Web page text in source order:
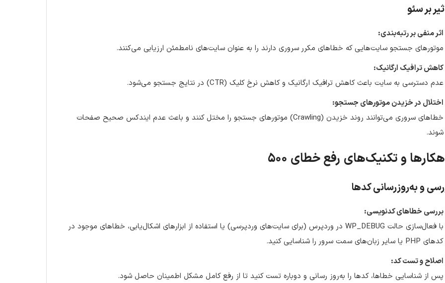
بر سئو
اثر منفی بر رتبه‌بندی:
موتورهای جستجو سایت‌هایی که خطاهای مکرر سروری دارند را به عنوان سایت‌های نامطمئن ارزیابی می‌کنند.
کاهش ترافیک ارگانیک:
عدم دسترسی به سایت باعث کاهش ترافیک ارگانیک و کاهش نرخ کلیک (CTR) در نتایج جستجو می‌شود.
اختلال در خزیدن موتورهای جستجو:
خطاهای سروری می‌توانند روند خزیدن (Crawling) موتورهای جستجو را مختل کنند و باعث عدم ایندکس صحیح صفحات
شوند.
و تکنیک‌های رفع خطای ۵۰۰
و به‌روزرسانی کدها
بررسی خطاهای کدنویسی:
با فعال‌سازی حالت WP_DEBUG در وردپرس (برای سایت‌های وردپرسی) یا استفاده از ابزارهای اشکال‌یابی، خطاهای موجود در
کدهای PHP یا سایر زبان‌های سمت سرور را شناسایی کنید.
اصلاح و تست کد:
پس از شناسایی خطاها، کدها را به‌روز رسانی و دوباره تست کنید تا از رفع کامل مشکل اطمینان حاصل شود.